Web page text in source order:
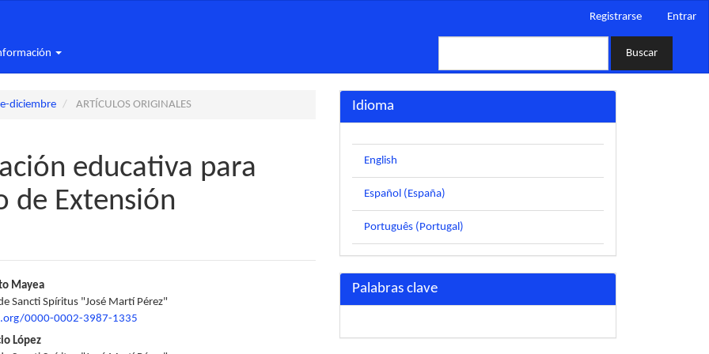
Registrarse Entrar
Buscar
diciembre ARTÍCULOS ORIGINALES
educativa para
de Extensión
Mayea
Sancti Spíritus "José Martí Pérez"
0000-0002-3987-1335
López
Idioma
English
Español (España)
Português (Portugal)
Palabras clave